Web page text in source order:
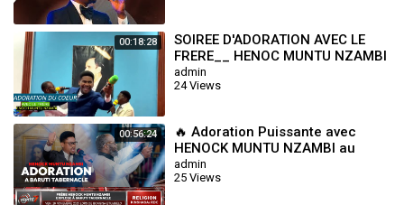
00:18:28
SOIREE D'ADORATION AVEC LE
FRERE__ HENOC MUNTU NZAMBI
admin
24 Views
00:56:24
🔥 Adoration Puissante avec
HENOCK MUNTU NZAMBI au
Baruti Tabernacle | BONGISA
ETUMBELO 2025
admin
25 Views